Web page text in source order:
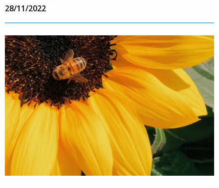
28/11/2022